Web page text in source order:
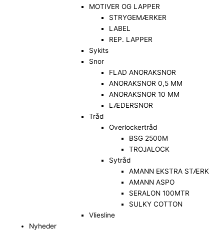
MOTIVER OG LAPPER
STRYGEMÆRKER
LABEL
REP. LAPPER
Sykits
Snor
FLAD ANORAKSNOR
ANORAKSNOR 0,5 MM
ANORAKSNOR 10 MM
LÆDERSNOR
Tråd
Overlockertråd
BSG 2500M
TROJALOCK
Sytråd
AMANN EKSTRA STÆRK
AMANN ASPO
SERALON 100MTR
SULKY COTTON
Vliesline
Nyheder